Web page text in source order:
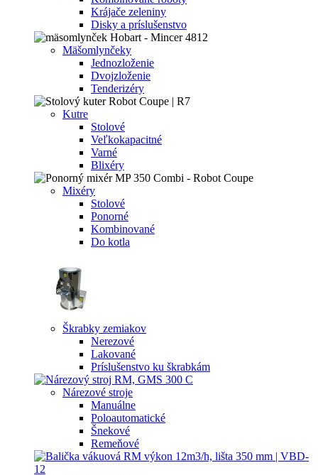
Krájače zeleniny
Disky a príslušenstvo
Mäšomlynčeky
Jednozloženie
Dvojzloženie
Tenderizéry
Kutre
Stolové
Veľkokapacitné
Varné
Blixéry
Mixéry
Stolové
Ponorné
Kombinované
Do kotla
Škrabky zemiakov
Nerezové
Lakované
Príslušenstvo ku škrabkám
Nárezové stroje
Manuálne
Poloautomatické
Šnekové
Remeňové